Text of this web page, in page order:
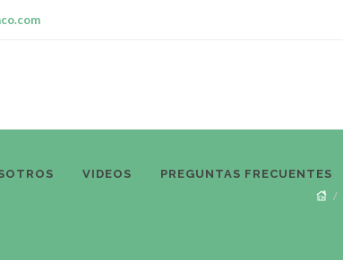
VIDEOS PREGUNTAS FRECUENTES